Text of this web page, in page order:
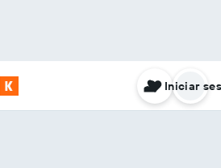
Iniciar